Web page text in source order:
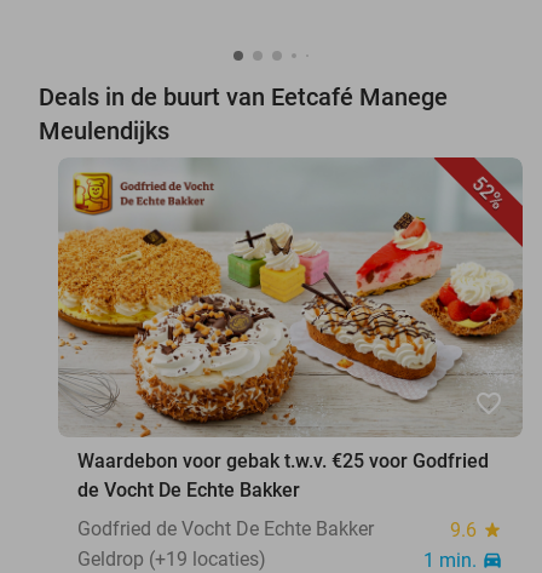
Deals in de buurt van Eetcafé Manege
Meulendijks
52%
favorite_border
Waardebon voor gebak t.w.v. €25 voor Godfried
de Vocht De Echte Bakker
Godfried de Vocht De Echte Bakker
9.6 star
Geldrop (+19 locaties) 1 min. directions_car